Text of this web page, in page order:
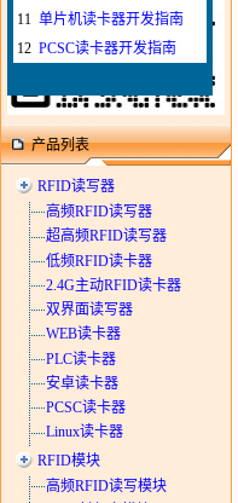
产品列表
RFID读写器
高频RFID读写器
超高频RFID读写器
低频RFID读卡器
2.4G主动RFID读卡器
双界面读写器
WEB读卡器
PLC读卡器
安卓读卡器
PCSC读卡器
Linux读卡器
RFID模块
高频RFID读写模块
11 单片机读卡器开发指南
12 PCSC读卡器开发指南